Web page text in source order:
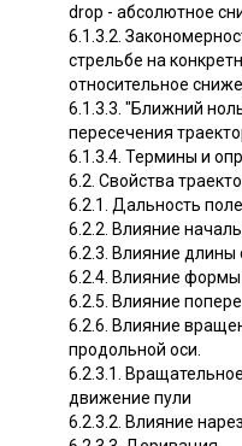
drop - абсолютное
6.1.3.2.
стрельбе на
относительное
6.1.3.3. "Ближний
пересечения
6.1.3.4. Термины и
6.2. Свойства
6.2.1. Дальность
6.2.2. Влияние
6.2.3. Влияние длины
6.2.4. Влияние формы
6.2.5. Влияние
6.2.6. Влияние
продольной оси.
6.2.3.1.
движение пули
6.2.3.2. Влияние